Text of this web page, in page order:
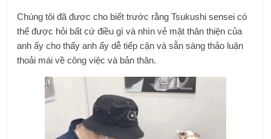
Chúng tôi đã được cho biết trước rằng Tsukushi sensei có
thể được hỏi bất cứ điều gì và nhìn vẻ mặt thân thiện của
anh ấy cho thấy anh ấy dễ tiếp cận và sẵn sàng thảo luận
thoải mái về công việc và bản thân.